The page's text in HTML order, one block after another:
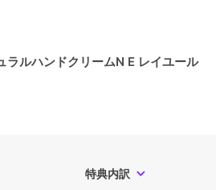
ラルハンドクリームN E レイユール
特典内訳